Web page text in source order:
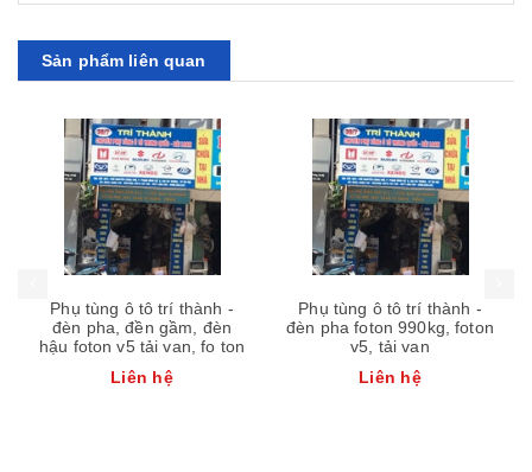
Sản phẩm liên quan
Phụ tùng ô tô trí thành -
đèn pha, đền gầm, đèn
hậu foton v5 tải van, fo ton
Liên hệ
Phụ tùng ô tô trí thành -
đèn pha foton 990kg, foton
v5, tải van
Liên hệ